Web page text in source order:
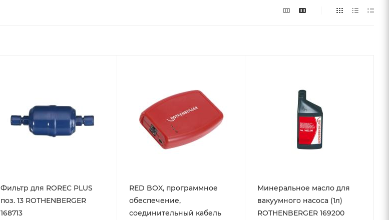
Фильтр для ROREC PLUS
поз. 13 ROTHENBERGER
168713
RED BOX, программное
обеспечение,
соединительный кабель
Минеральное масло для
вакуумного насоса (1л)
ROTHENBERGER 169200